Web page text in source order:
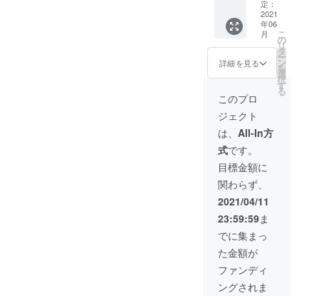
イト
フィッ
ト仕様
ですの
で 普段
よりワ
めのご
オスス
メしま
す。
い。 ※
写真は
練習用
ジャー
ジにな
りま
す。レ
（試合
用）ユ
ニ
フォー
ムはデ
ザイン
が異な
りま
す。 ・
サイン
ボール
本リ
ターン
をご選
択いた
だいた
方へ、
感謝の
仕様に
ヘル
メット
をカス
タマイ
ズしお
届けい
す。
（ヘル
メット
メー
カー・
種類指
定不
可） ・
サイン
ボール
本リ
ターン
をご選
択いた
だいた
方へ、
感謝の
気持ち
定：
2021
年06
月
詳細を見る
こ
の
リ
タ
ー
ン
を
選
択
す
る
このプロ
ジェクト
は、 All-In方
式です。
目標金額に
関わらず、
2021/04/11
23:59:59ま
でに集まっ
た金額が
ファンディ
ングされま